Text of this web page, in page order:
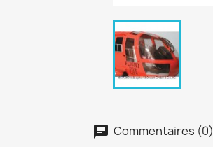
Commentaires (0)